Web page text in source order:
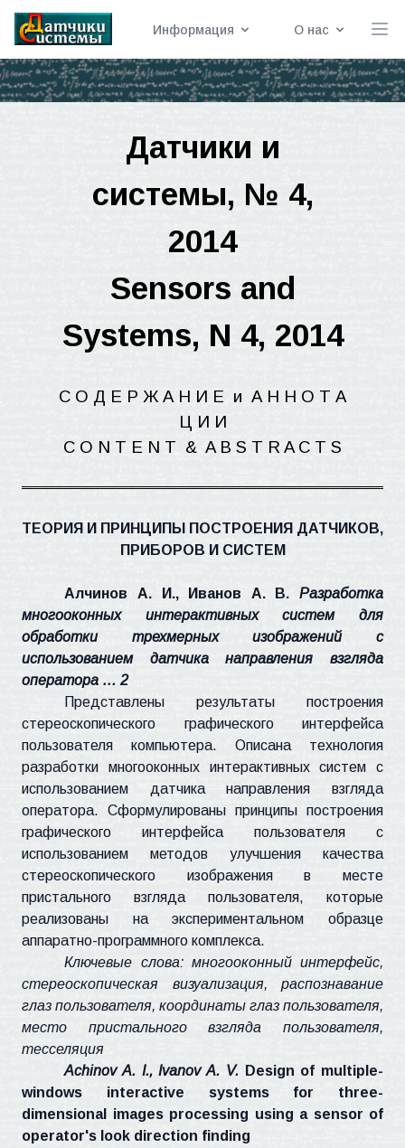
Информация О нас
Датчики и
системы, № 4,
2014
Sensors and
Systems, N 4, 2014
С О Д Е Р Ж А Н И Е и А Н Н О Т А
Ц И И
C O N T E N T & A B S T R A C T S
ТЕОРИЯ И ПРИНЦИПЫ ПОСТРОЕНИЯ ДАТЧИКОВ,
ПРИБОРОВ И СИСТЕМ
Алчинов А. И., Иванов А. В. Разработка
многооконных интерактивных систем для
обработки трехмерных изображений с
использованием датчика направления взгляда
оператора … 2
Представлены результаты построения
стереоскопического графического интерфейса
пользователя компьютера. Описана технология
разработки многооконных интерактивных систем с
использованием датчика направления взгляда
оператора. Сформулированы принципы построения
графического интерфейса пользователя с
использованием методов улучшения качества
стереоскопического изображения в месте
пристального взгляда пользователя, которые
реализованы на экспериментальном образце
аппаратно-программного комплекса.
Ключевые слова: многооконный интерфейс,
стереоскопическая визуализация, распознавание
глаз пользователя, координаты глаз пользователя,
место пристального взгляда пользователя,
тесселяция
AchinovA. I.,IvanovA. V.
Design of multiple-
windows interactive systems for three-
dimensional images processing using a sensor of
operator's look direction finding